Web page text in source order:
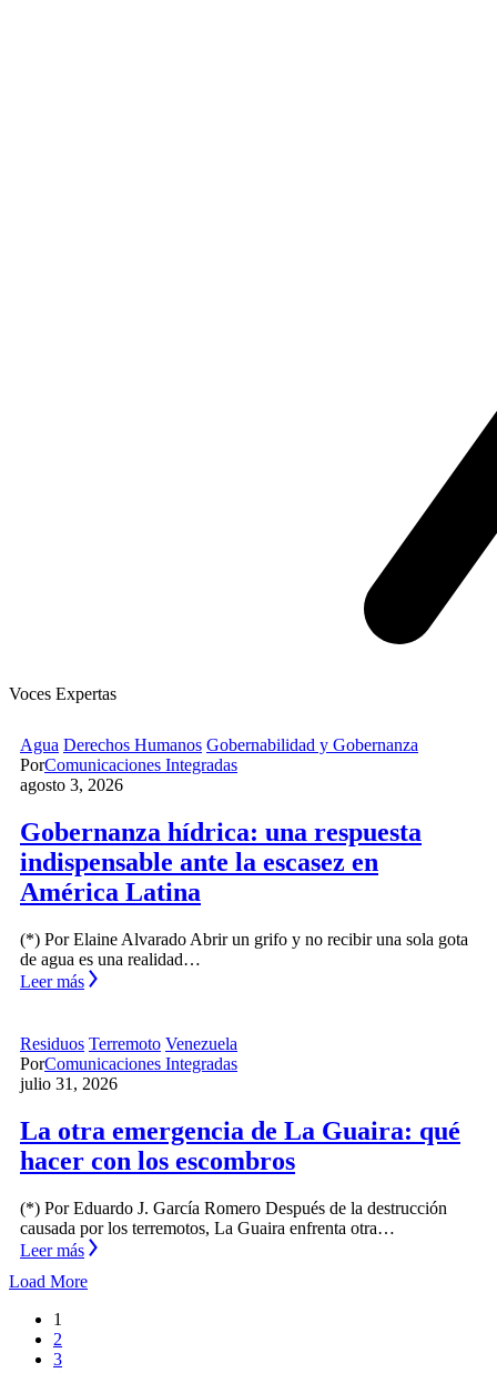
Voces Expertas
Agua Derechos Humanos Gobernabilidad y Gobernanza
PorComunicaciones Integradas
agosto 3, 2026
Gobernanza hídrica: una respuesta
indispensable ante la escasez en
América Latina
(*) Por Elaine Alvarado Abrir un grifo y no recibir una sola gota
de agua es una realidad…
Leer más
Residuos Terremoto Venezuela
PorComunicaciones Integradas
julio 31, 2026
La otra emergencia de La Guaira: qué
hacer con los escombros
(*) Por Eduardo J. García Romero Después de la destrucción
causada por los terremotos, La Guaira enfrenta otra…
Leer más
Load More
1
2
3